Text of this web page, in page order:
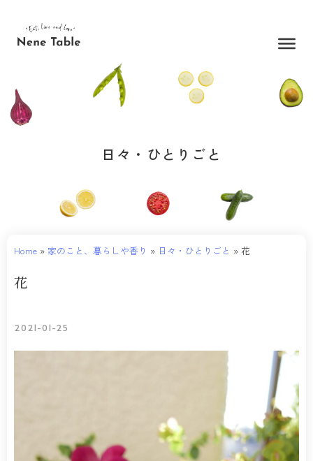
日々・ひとりごと
Home » 家のこと、暮らしや香り » 日々・ひとりごと » 花
花
2021-01-25